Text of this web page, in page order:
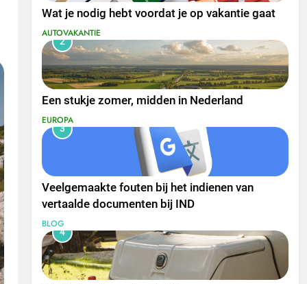
Wat je nodig hebt voordat je op vakantie gaat
AUTOVAKANTIE
2
Een stukje zomer, midden in Nederland
EUROPA
3
Veelgemaakte fouten bij het indienen van
vertaalde documenten bij IND
BLOG
4